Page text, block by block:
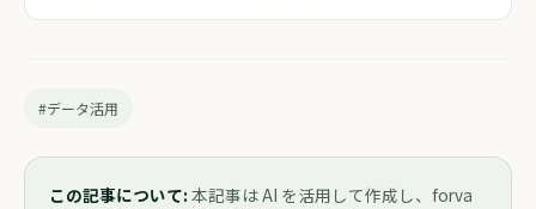
#データ活用
この記事について: 本記事は AI を活用して作成し、forva